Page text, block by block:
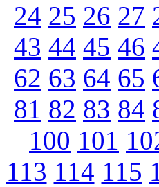
24 25 26 27
43 44 45 46
62 63 64 65
81 82 83 84
100 101
113 114 115